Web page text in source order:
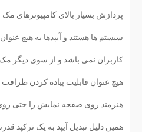
پردازش بسیار بالای کامپیوترهای مک
سیستم ها هستند و آیپدها به هیچ
کاربران نمی باشد و از سوی دیگر
هیچ عنوان قابلیت پیاده کردن
هنرمند روی صفحه نمایش را حتی روی
همین دلیل تبدیل آیپد به یک ترکپد